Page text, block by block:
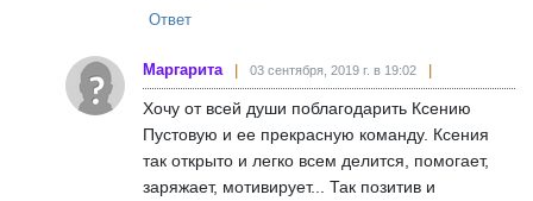
Ответ
Маргарита 03 сентября, 2019 г. в 19:02
Хочу от всей души поблагодарить Ксению
Пустовую и ее прекрасную команду. Ксения
так открыто и легко всем делится, помогает,
заряжает, мотивирует... Так позитив и